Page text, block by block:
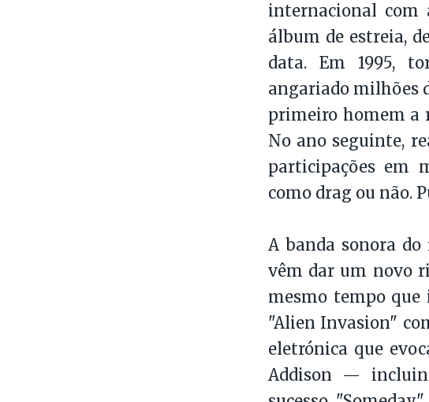
internacional com
álbum de estreia,
data. Em 1995,
angariado milhões
primeiro homem a
No ano seguinte,
participações em
como drag ou não.
A banda sonora
vêm dar um novo
mesmo tempo que
"Alien Invasion"
eletrónica que
Addison —